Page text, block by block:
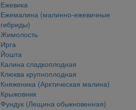
Ежевика
Ежемалина (малинно-ежевичные
гибриды)
Жимолость
Ирга
Йошта
Калина сладкоплодная
Клюква крупноплодная
Княженика (Арктическая малина)
Крыжовник
Фундук (Лещина обыкновенная)